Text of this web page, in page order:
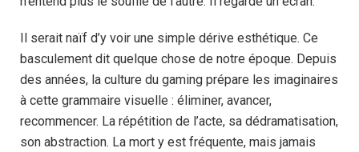
Il serait naïf d’y voir une simple dérive esthétique. Ce
basculement dit quelque chose de notre époque. Depuis
des années, la culture du gaming prépare les imaginaires
à cette grammaire visuelle : éliminer, avancer,
recommencer. La répétition de l’acte, sa dédramatisation,
son abstraction. La mort y est fréquente, mais jamais